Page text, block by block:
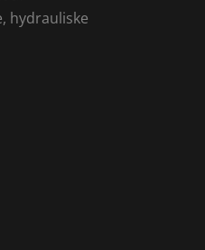
hydrauliske